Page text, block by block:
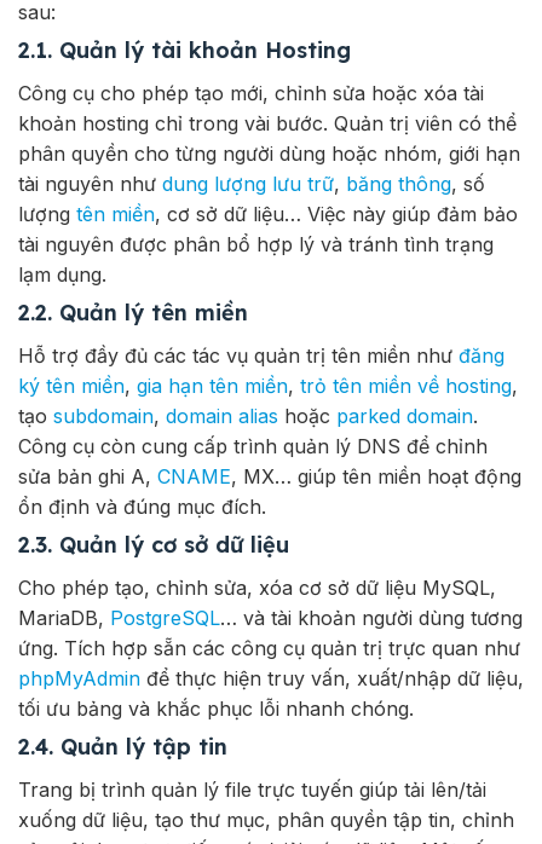
sau:
2.1. Quản lý tài khoản Hosting
Công cụ cho phép tạo mới, chỉnh sửa hoặc xóa tài
khoản hosting chỉ trong vài bước. Quản trị viên có thể
phân quyền cho từng người dùng hoặc nhóm, giới hạn
tài nguyên như dung lượng lưu trữ, băng thông, số
lượng tên miền, cơ sở dữ liệu… Việc này giúp đảm bảo
tài nguyên được phân bổ hợp lý và tránh tình trạng
lạm dụng.
2.2. Quản lý tên miền
Hỗ trợ đầy đủ các tác vụ quản trị tên miền như đăng
ký tên miền, gia hạn tên miền, trỏ tên miền về hosting,
tạo subdomain, domain alias hoặc parked domain.
Công cụ còn cung cấp trình quản lý DNS để chỉnh
sửa bản ghi A, CNAME, MX… giúp tên miền hoạt động
ổn định và đúng mục đích.
2.3. Quản lý cơ sở dữ liệu
Cho phép tạo, chỉnh sửa, xóa cơ sở dữ liệu MySQL,
MariaDB, PostgreSQL… và tài khoản người dùng tương
ứng. Tích hợp sẵn các công cụ quản trị trực quan như
phpMyAdmin để thực hiện truy vấn, xuất/nhập dữ liệu,
tối ưu bảng và khắc phục lỗi nhanh chóng.
2.4. Quản lý tập tin
Trang bị trình quản lý file trực tuyến giúp tải lên/tải
xuống dữ liệu, tạo thư mục, phân quyền tập tin, chỉnh